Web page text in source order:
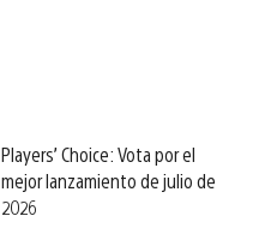
Players’ Choice: Vota por el
mejor lanzamiento de julio de
2026